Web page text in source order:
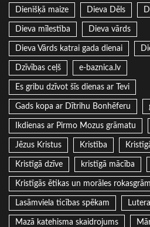
Dienišķā maize Dieva Dēls
Dieva mīlestība Dieva vārds
Dieva Vārds katrai gada dienai
Dzīvības ceļš e-baznica.lv
Es gribu dzīvot šīs dienas ar Tevi
Gads kopa ar Dītrihu Bonhēferu
Ikdienas ar Pirmo Mozus grāmatu
Jēzus Kristus Kristība
Kristīgā dzīve kristīgā mācība
Kristīgās ētikas un morāles
Lasāmviela ticības spēkam
Mazā katehisma skaidrojums